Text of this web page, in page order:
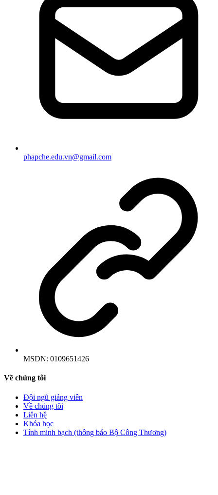
phapche.edu.vn@gmail.com
MSDN: 0109651426
Về chúng tôi
Đội ngũ giảng viên
Về chúng tôi
Liên hệ
Khóa học
Tính minh bạch (thông báo Bộ Công Thương)